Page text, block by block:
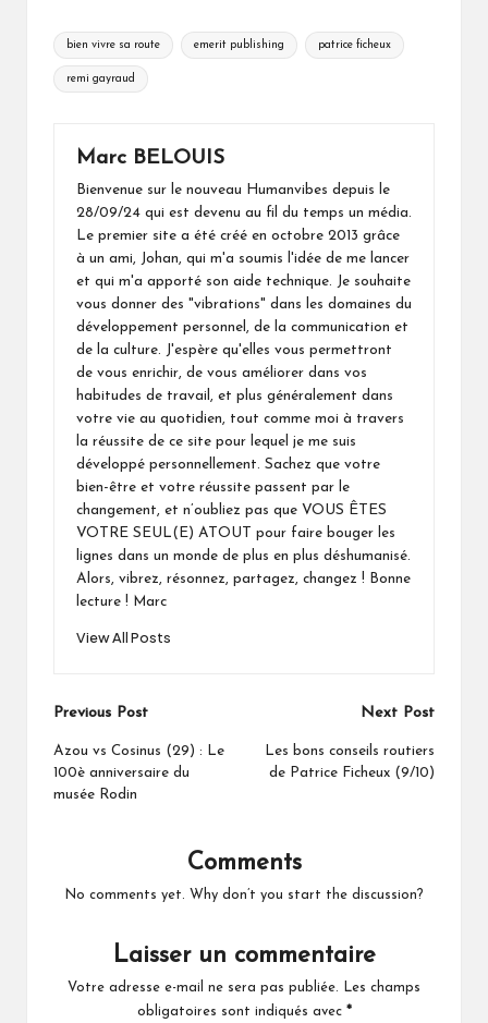
Tags:
bien vivre sa route emerit publishing patrice ficheux
remi gayraud
Marc BELOUIS
Bienvenue sur le nouveau Humanvibes depuis le
28/09/24 qui est devenu au fil du temps un média.
Le premier site a été créé en octobre 2013 grâce
à un ami, Johan, qui m'a soumis l'idée de me lancer
et qui m'a apporté son aide technique. Je souhaite
vous donner des "vibrations" dans les domaines du
développement personnel, de la communication et
de la culture. J'espère qu'elles vous permettront
de vous enrichir, de vous améliorer dans vos
habitudes de travail, et plus généralement dans
votre vie au quotidien, tout comme moi à travers
la réussite de ce site pour lequel je me suis
développé personnellement. Sachez que votre
bien-être et votre réussite passent par le
changement, et n’oubliez pas que VOUS ÊTES
VOTRE SEUL(E) ATOUT pour faire bouger les
lignes dans un monde de plus en plus déshumanisé.
Alors, vibrez, résonnez, partagez, changez ! Bonne
lecture ! Marc
View All Posts
Post
navigation
Previous Post
Azou vs Cosinus (29) : Le
100è anniversaire du
musée Rodin
Next Post
Les bons conseils routiers
de Patrice Ficheux (9/10)
Comments
No comments yet. Why don’t you start the discussion?
Laisser un commentaire
Votre adresse e-mail ne sera pas publiée.
Les champs
obligatoires sont indiqués avec *